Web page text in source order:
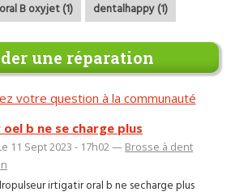
B oxyjet (1) dentalhappy (1)
une réparation
votre question à la communauté
b ne se charge plus
11 Sept 2023 - 17h02 — Brosse à dent
irtigatir oral b ne secharge plus